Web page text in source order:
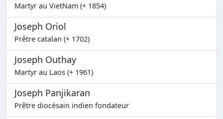
Martyr au VietNam (+ 1854)
Joseph Oriol
Prêtre catalan (+ 1702)
Joseph Outhay
Martyr au Laos (+ 1961)
Joseph Panjikaran
Prêtre diocésain indien fondateur